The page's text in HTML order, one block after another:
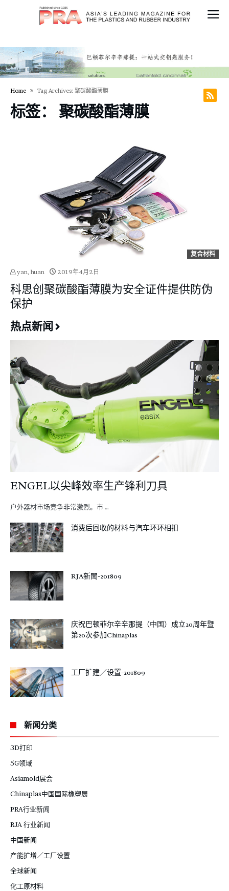
Home Tag Archives: 聚碳酸酯薄膜
标签： 聚碳酸酯薄膜
复合材料
yan, huan 2019年4月2日
科思创聚碳酸酯薄膜为安全证件提供防伪
保护
热点新闻
ENGEL以尖峰效率生产锋利刀具
户外器材市场竞争非常激烈。市 …
消费后回收的材料与汽车环环相扣
RJA新聞-201809
庆祝巴顿菲尔辛辛那提（中国）成立20周年暨
第20次参加Chinaplas
工厂扩建／设置-201809
新闻分类
3D打印
5G领域
Asiamold展会
Chinaplas中国国际橡塑展
PRA行业新闻
RJA 行业新闻
中国新闻
产能扩增／工厂设置
全球新闻
化工原材料